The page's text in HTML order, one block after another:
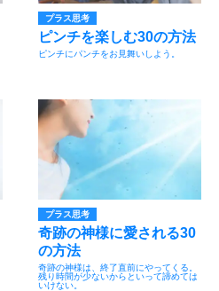
プラス思考
ピンチを楽しむ30の方法
ピンチにパンチをお見舞いしよう。
プラス思考
奇跡の神様に愛される30
の方法
奇跡の神様は、終了直前にやってくる。
残り時間が少ないからといって諦めては
いけない。